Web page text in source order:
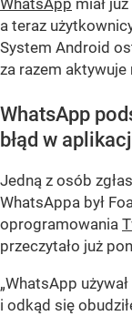
WhatsApp miał
a teraz
System Android
za razem
WhatsApp
błąd w
Jedną z osób
WhatsAppa był
oprogramowania
przeczytało już
„WhatsApp
i odkąd się